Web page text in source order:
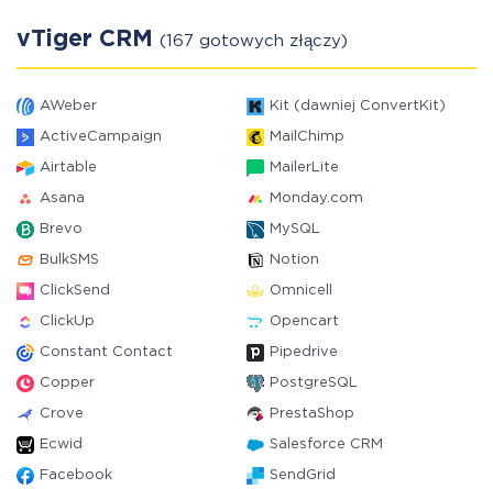
vTiger CRM (167 gotowych złączy)
AWeber Kit (dawniej ConvertKit)
ActiveCampaign MailChimp
Airtable MailerLite
Asana Monday.com
Brevo MySQL
BulkSMS Notion
ClickSend Omnicell
ClickUp Opencart
Constant Contact Pipedrive
Copper PostgreSQL
Crove PrestaShop
Ecwid Salesforce CRM
Facebook SendGrid